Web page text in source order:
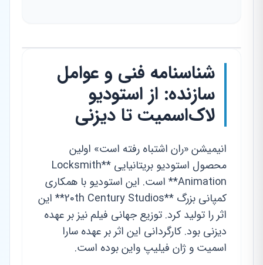
شناسنامه فنی و عوامل
سازنده: از استودیو
لاک‌اسمیت تا دیزنی
انیمیشن «ران اشتباه رفته است» اولین
محصول استودیو بریتانیایی **Locksmith
Animation** است. این استودیو با همکاری
کمپانی بزرگ **20th Century Studios** این
اثر را تولید کرد. توزیع جهانی فیلم نیز بر عهده
دیزنی بود. کارگردانی این اثر بر عهده سارا
اسمیت و ژان فیلیپ واین بوده است.